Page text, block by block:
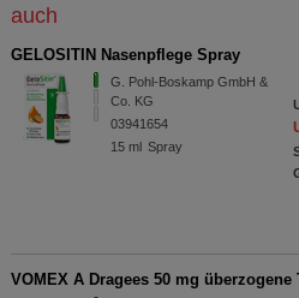
auch
GELOSITIN Nasenpflege Spray
G. Pohl-Boskamp GmbH &
Co. KG
03941654
15 ml Spray
VOMEX A Dragees 50 mg überzogene